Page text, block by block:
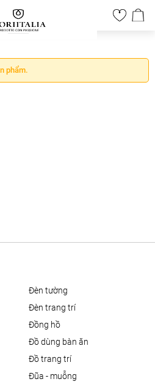
0
phẩm.
đèn tường
đèn trang trí
đồng hồ
đồ dùng bàn ăn
đồ trang trí
đũa - muỗng